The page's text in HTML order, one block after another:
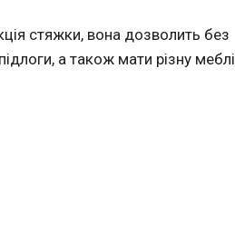
стяжки, вона дозволить без
а також мати різну меблі